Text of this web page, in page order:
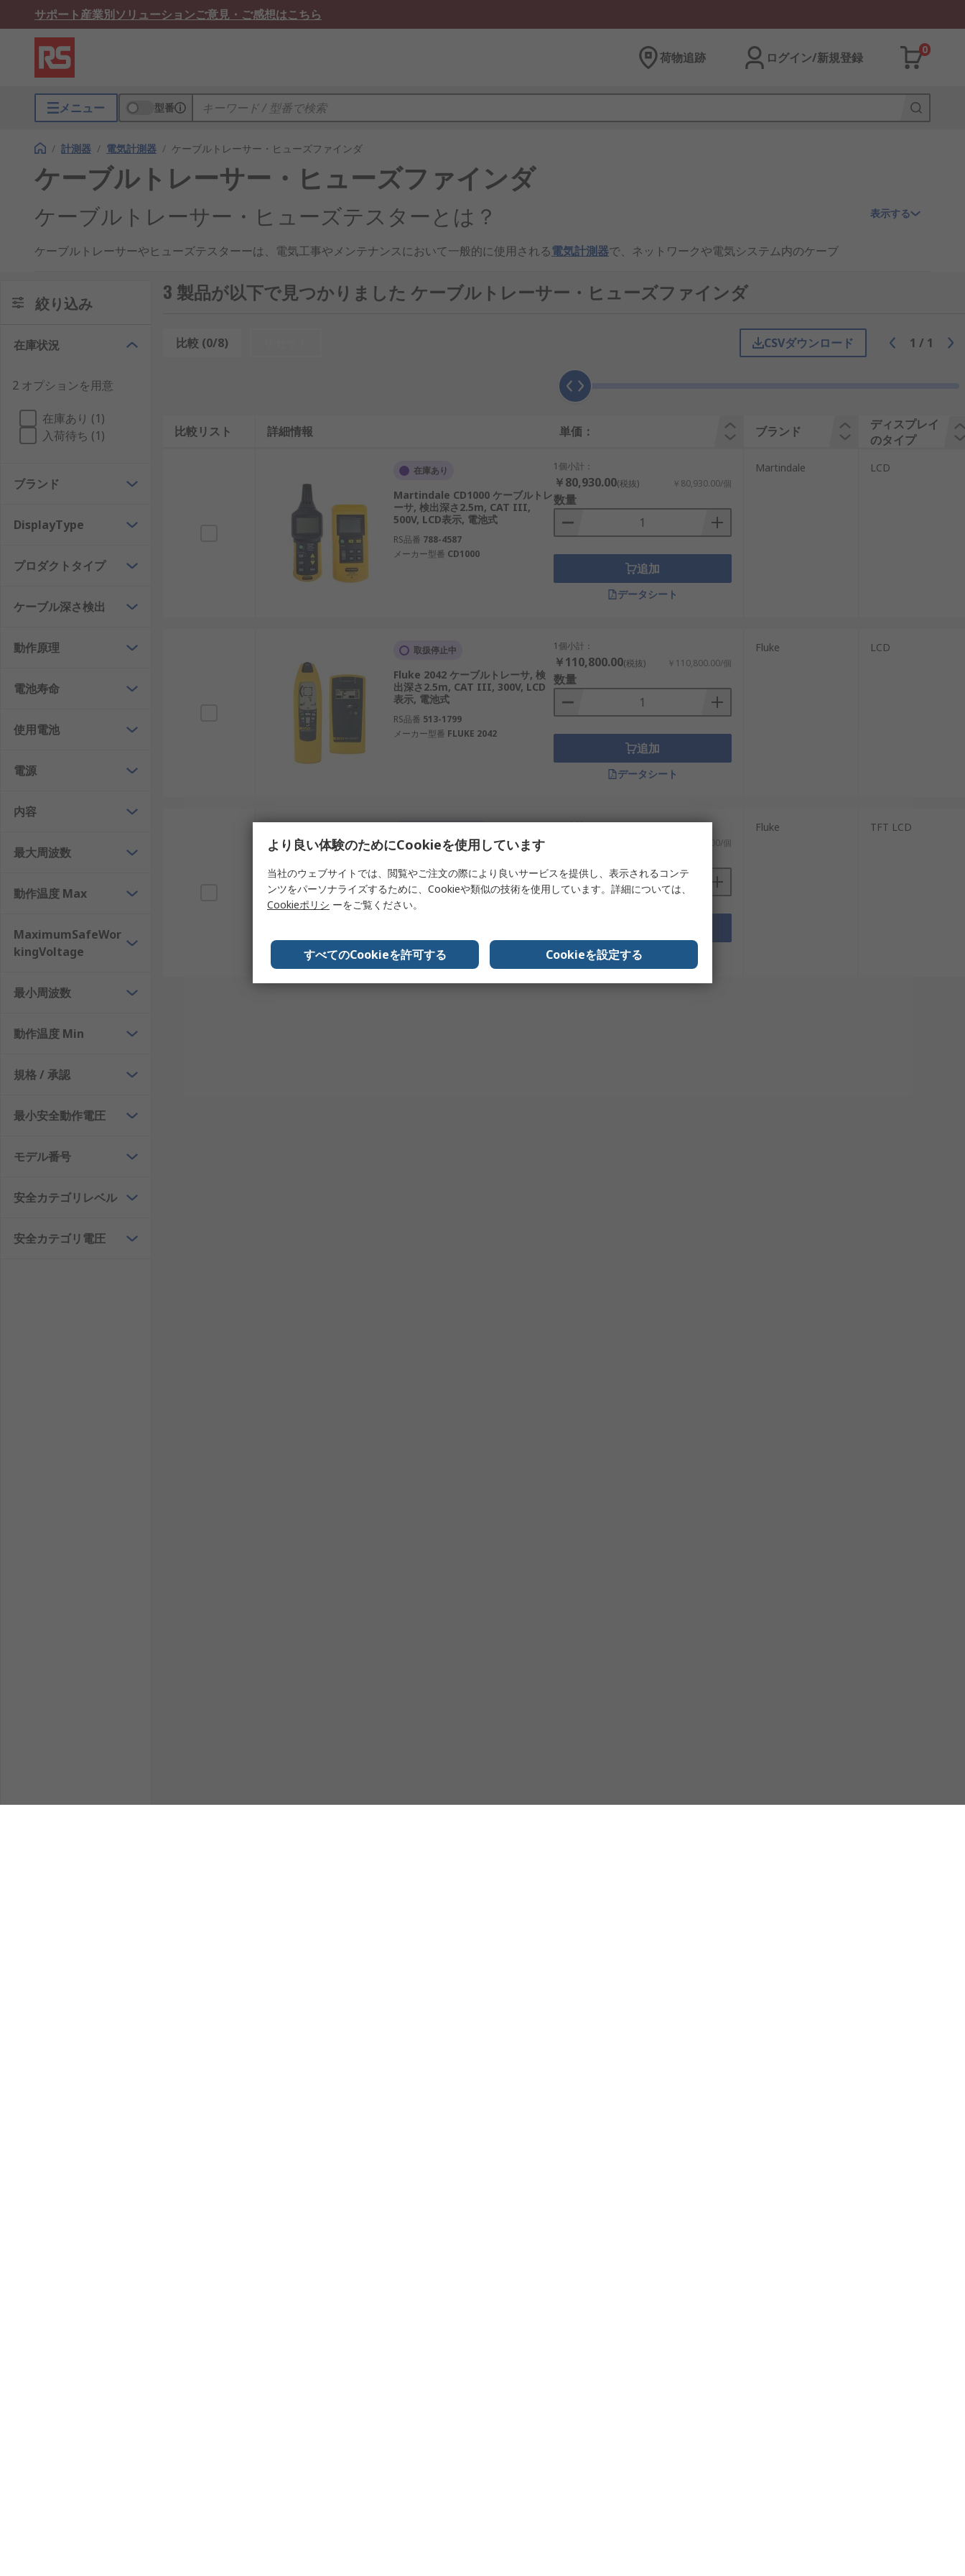
サポート産業別ソリューションご意見・ご感想はこちら
荷物追跡 ログイン/新規登録
0
メニュー 型番
/ 計測器 / 電気計測器 / ケーブルトレーサー・ヒューズファインダ
ケーブルトレーサー・ヒューズファインダ
ケーブルトレーサー・ヒューズテスターとは？
ケーブルトレーサーやヒューズテスターーは、電気工事やメンテナンスにおいて一般的に使用される電気計測器で、ネットワークや電気システム内のケーブ
ブルの位置を確認し、電気的問題の原因を特定するのに役立ちます。
ケーブルトレーサーの用途:
ワイヤトレーサーまたはトーンジェネレータとも呼ばれ、ネットワークまたは電気システム内の特定のケーブルまたはワイヤの経路を特定および追跡するため
に使用される装置です。通常、送信機と受信機という2つの主要コンポーネントで構成されています。この送信機は、
わって信号を送信します。この受信機は、信号を検出し、壁、天井、その他の構造物を通してケーブルの経路を追跡するために使用します。ケーブルトレーサ
ーは、隠れているケーブルの検出、ケーブルルートの特定、配線問題の診断などの作業に不可欠です。
ヒューズテスターの用途:
回路ブレーカーファンダまたはヒューズロケータとも呼ばれ、電気パネルまたは配電ボックス内の特定のヒューズまたは回路ブレーカーの位置を特定し識別す
るために設計されたツールです。これらのツールは、送信機と受信機で構成されていることが多いです。この送信機は、電気コンセントに接続したり、対象の
ヒューズに接続したりします。この受信機は、回路ブレーカパネルのスキャンに使用され、対応する回路ブレーカまたはヒューズの近くにあるときに表示され
ます。これにより、遮断または交換する正しいブレーカを特定する際の試行錯誤が不要になります。
ケーブルトレーサーとヒューズテスターの主な特長と利点：
効率性：これらのツールは、ケーブルやヒューズの位置をすばやくピンポイントで特定するため、手作業で探す必要がなく、時間と労力を節約できます。
：これらのツールは、 特定のケーブルやヒューズの位置を突き止めることで、偶発的な損傷やショートを防止し、安全な電気作業を実現します。
：ケーブルトレーサーおよびヒューズテスターは、住宅用電気作業から商業用および工業用まで、幅広い用途で使用できます。
：多くのケーブルトレーサーおよびヒューズテスターは、ユーザーフレンドリなインターフェイスで設計されており、専門家とDIY愛好家の両
トラブルシューティング
：これらのツールは、配線の断線を特定したり、回路の誤動作の原因を追跡するような、電気的な問題の診断に非常に役立ちま
ケーブルトレーサーおよびヒューズテスターを使用する場合は、適切な操作と正確な結果を確保するために、メーカーの指示および安全ガイドラインに従うこ
ケーブルトレーサー
OLEDケーブルトレーサー
LEDヒューズテスター
表示する
絞り込み
在庫状況
2 オプションを用意
在庫あり (1)
入荷待ち (1)
ブランド
DisplayType
プロダクトタイプ
ケーブル深さ検出
動作原理
電池寿命
使用電池
電源
内容
最大周波数
動作温度 Max
MaximumSafeWor
kingVoltage
最小周波数
動作温度 Min
規格 / 承認
最小安全動作電圧
モデル番号
安全カテゴリレベル
安全カテゴリ電圧
3 製品が以下で見つかりました ケーブルトレーサー・ヒューズファインダ
比較 (0/8) CSVダウンロード 1 / 1
比較リスト 詳細情報 単価： ブランド
ディスプレイ
のタイプ
在庫あり
Martindale CD1000 ケーブルトレ
ーサ, 検出深さ2.5m, CAT III,
500V, LCD表示, 電池式
RS品番 788-4587
メーカー型番 CD1000
1個小計：
￥80,930.00(税抜) ￥80,930.00/個
数量
追加
データシート
Martindale LCD
取扱停止中
Fluke 2042 ケーブルトレーサ, 検
出深さ2.5m, CAT III, 300V, LCD
表示, 電池式
RS品番 513-1799
メーカー型番 FLUKE 2042
1個小計：
￥110,800.00(税抜) ￥110,800.00/個
数量
追加
データシート
Fluke LCD
Fluke Fluke 2052 ケーブルトレー
サキット, 検出深さ6.1m, CAT IV
600 V, 600V, TFT LCD表示, 電池式
RS品番
メーカー型番
1個小計：
￥430,000.00/個
データシート
Fluke TFT LCD
より良い体験のためにCookieを使用しています
当社のウェブサイトでは、閲覧やご注文の際により良いサービスを提供し、表示されるコンテ
ンツをパーソナライズするために、Cookieや類似の技術を使用しています。詳細については、
Cookieポリシ ーをご覧ください。
すべてのCookieを許可する Cookieを設定する